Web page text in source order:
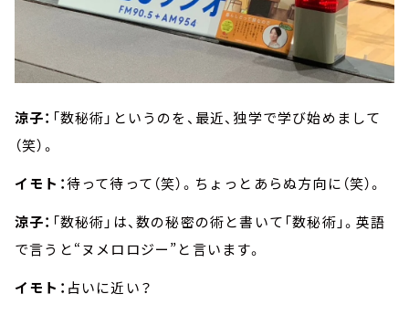
涼子： 「数秘術」というのを、最近、独学で学び始めまして
（笑）。
イモト：待って待って（笑）。ちょっとあらぬ方向に（笑）。
涼子： 「数秘術」は、数の秘密の術と書いて「数秘術」。英語
で言うと“ヌメロロジー”と言います。
イモト： 占いに近い？